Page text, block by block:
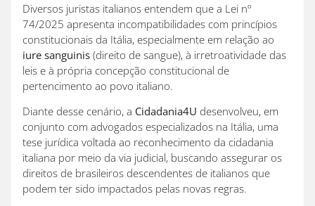
Diversos juristas italianos entendem que a Lei nº
74/2025 apresenta incompatibilidades com princípios
constitucionais da Itália, especialmente em relação ao
iure sanguinis (direito de sangue), à irretroatividade das
leis e à própria concepção constitucional de
pertencimento ao povo italiano.
Diante desse cenário, a Cidadania4U desenvolveu, em
conjunto com advogados especializados na Itália, uma
tese jurídica voltada ao reconhecimento da cidadania
italiana por meio da via judicial, buscando assegurar os
direitos de brasileiros descendentes de italianos que
podem ter sido impactados pelas novas regras.